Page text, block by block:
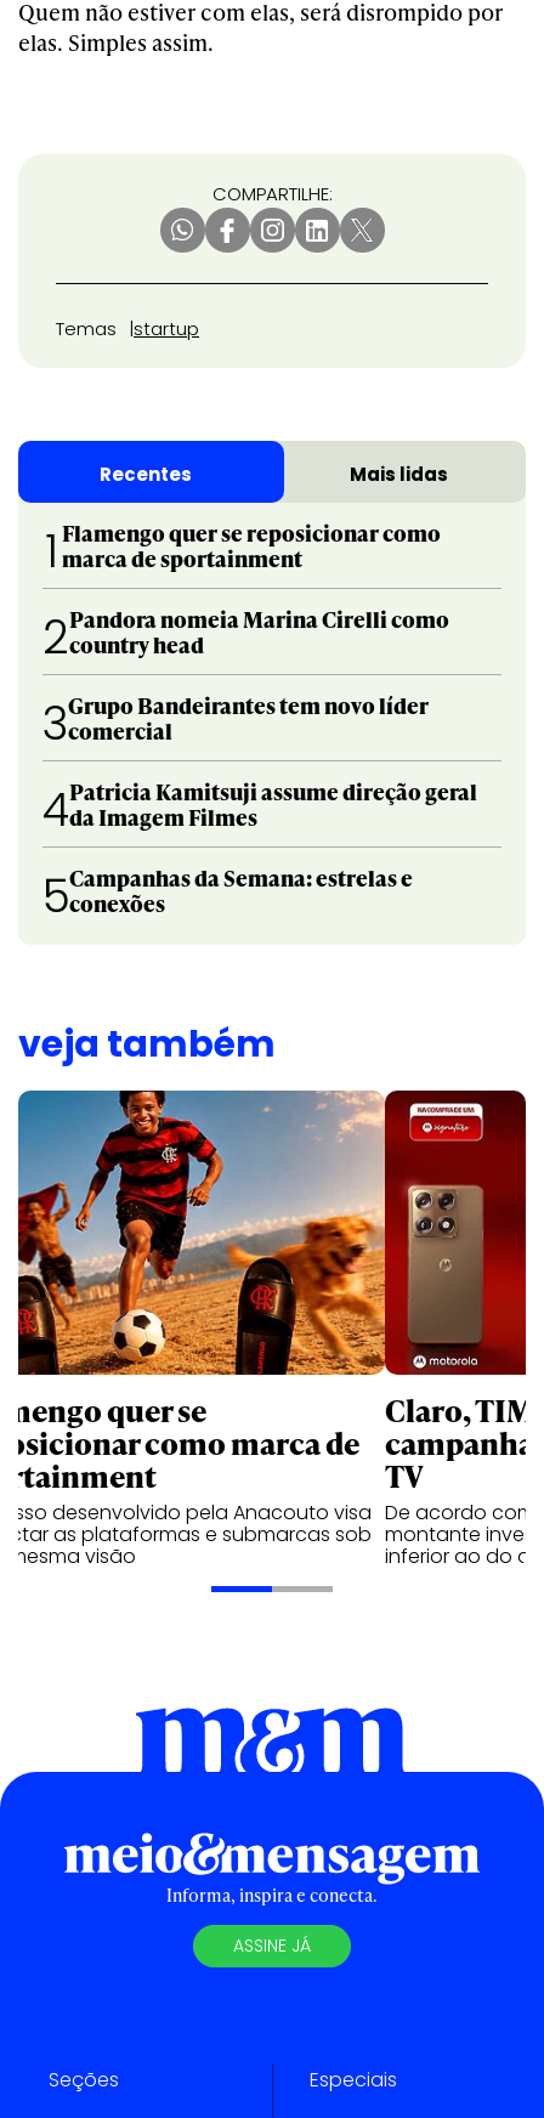
Quem não estiver com elas, será disrompido por
elas. Simples assim.
COMPARTILHE:
Temas startup
Recentes Mais lidas
1 Flamengo quer se reposicionar como
marca de sportainment
2Pandora nomeia Marina Cirelli como
country head
3Grupo Bandeirantes tem novo líder
comercial
4Patricia Kamitsuji assume direção geral
da Imagem Filmes
5Campanhas da Semana: estrelas e
conexões
veja também
quer se
como marca de
desenvolvido pela Anacouto visa
as plataformas e submarcas sob
mesma visão
Claro,
TV
De acordo com
montante
inferior ao do
Informa, inspira e conecta.
ASSINE JÁ
Seções Especiais